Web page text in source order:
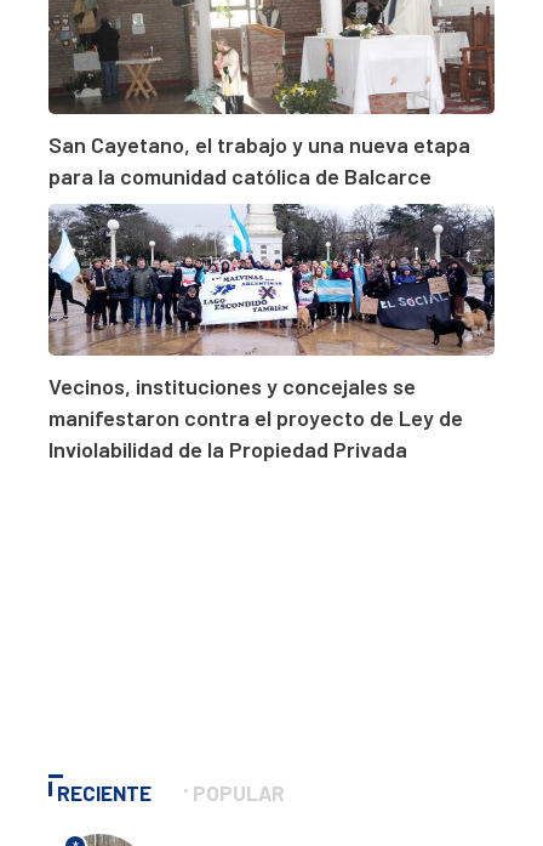
San Cayetano, el trabajo y una nueva etapa
para la comunidad católica de Balcarce
Vecinos, instituciones y concejales se
manifestaron contra el proyecto de Ley de
Inviolabilidad de la Propiedad Privada
RECIENTE POPULAR